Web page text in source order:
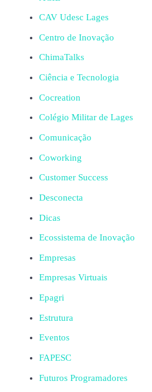
CAV Udesc Lages
Centro de Inovação
ChimaTalks
Ciência e Tecnologia
Cocreation
Colégio Militar de Lages
Comunicação
Coworking
Customer Success
Desconecta
Dicas
Ecossistema de Inovação
Empresas
Empresas Virtuais
Epagri
Estrutura
Eventos
FAPESC
Futuros Programadores